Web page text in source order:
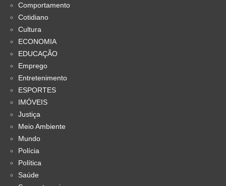
Comportamento
Cotidiano
Cultura
ECONOMIA
EDUCAÇÃO
Emprego
Entretenimento
ESPORTES
IMÓVEIS
Justiça
Meio Ambiente
Mundo
Polícia
Política
Saúde